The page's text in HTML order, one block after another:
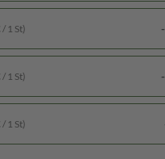
1 St)
1 St)
1 St)